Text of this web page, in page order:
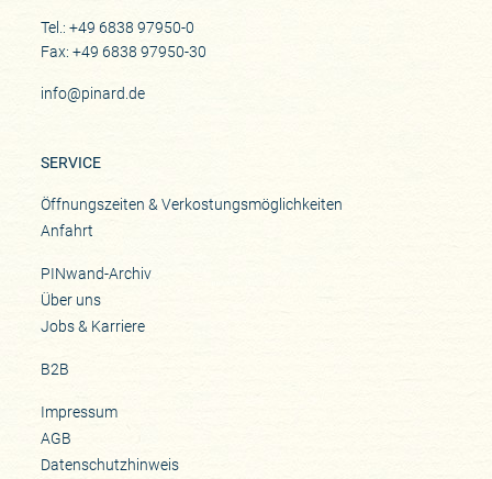
Tel.: +49 6838 97950-0
Fax: +49 6838 97950-30
info@pinard.de
SERVICE
Öffnungszeiten & Verkostungsmöglichkeiten
Anfahrt
PINwand-Archiv
Über uns
Jobs & Karriere
B2B
Impressum
AGB
Datenschutzhinweis